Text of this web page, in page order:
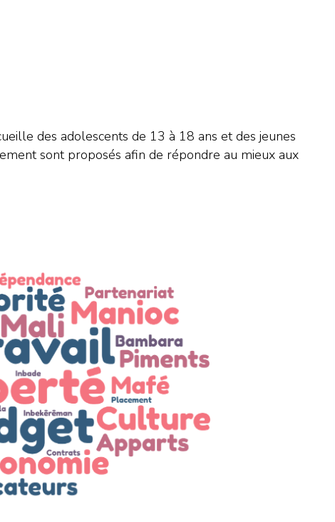
des adolescents de 13 à 18 ans et des jeunes
sont proposés afin de répondre au mieux aux